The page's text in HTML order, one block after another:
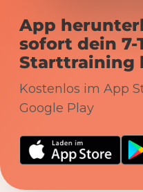
App
sofort dein 7-
Starttraining
Kostenlos im App
Google Play